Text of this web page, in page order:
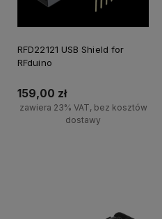
RFD22121 USB Shield for
RFduino
159,00 zł
zawiera 23% VAT, bez kosztów
dostawy